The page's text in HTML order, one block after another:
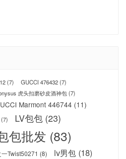
(7) GUCCI 476432(7)
虎头扣磨砂皮酒神包(7)
Marmont 446744 (11)
(7) LV包包 (23)
包批发 (83)
Twist50271 (8) lv男包 (18)